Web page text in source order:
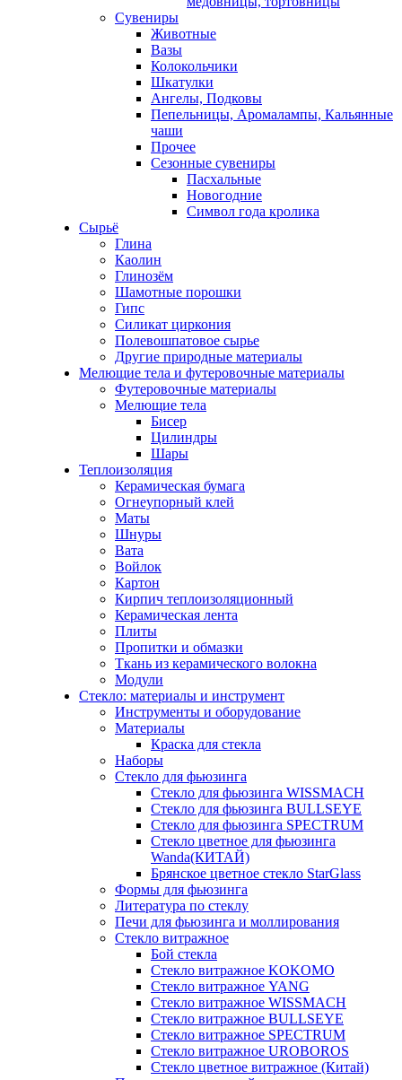
Сувениры
Животные
Вазы
Колокольчики
Шкатулки
Ангелы, Подковы
Пепельницы, Аромалампы, Кальянные
чаши
Прочее
Сезонные сувениры
Пасхальные
Новогодние
Символ года кролика
Сырьё
Глина
Каолин
Глинозём
Шамотные порошки
Гипс
Силикат циркония
Полевошпатовое сырье
Другие природные материалы
Мелющие тела и футеровочные материалы
Футеровочные материалы
Мелющие тела
Бисер
Цилиндры
Шары
Теплоизоляция
Керамическая бумага
Огнеупорный клей
Маты
Шнуры
Вата
Войлок
Картон
Кирпич теплоизоляционный
Керамическая лента
Плиты
Пропитки и обмазки
Ткань из керамического волокна
Модули
Стекло: материалы и инструмент
Инструменты и оборудование
Материалы
Краска для стекла
Наборы
Стекло для фьюзинга
Стекло для фьюзинга WISSMACH
Стекло для фьюзинга BULLSEYE
Стекло для фьюзинга SPECTRUM
Стекло цветное для фьюзинга
Wanda(КИТАЙ)
Брянское цветное стекло StarGlass
Формы для фьюзинга
Литература по стеклу
Печи для фьюзинга и моллирования
Стекло витражное
Бой стекла
Стекло витражное KOKOMO
Стекло витражное YANG
Стекло витражное WISSMACH
Стекло витражное BULLSEYE
Стекло витражное SPECTRUM
Стекло витражное UROBOROS
Стекло цветное витражное (Китай)